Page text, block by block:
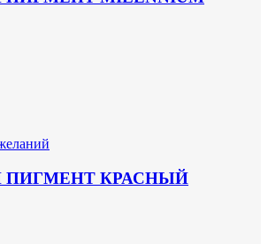
ПИГМЕНТ КРАСНЫЙ